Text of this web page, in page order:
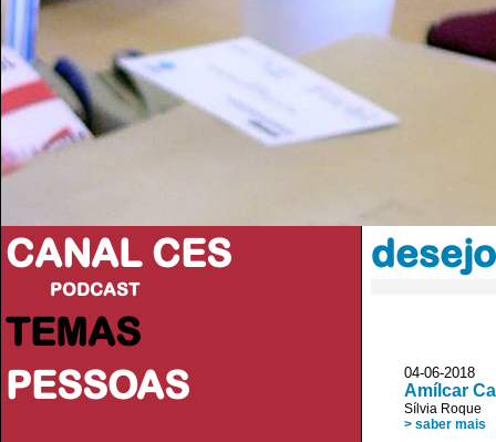
CANAL CES
PODCAST
TEMAS
PESSOAS
desejo
04-06-
Amílcar
Sílvia Roque
> saber mais